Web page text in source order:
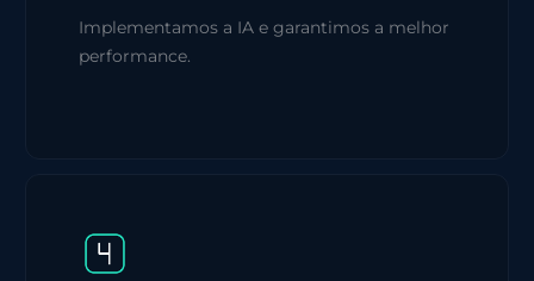
Implementamos a IA e garantimos a melhor
performance.